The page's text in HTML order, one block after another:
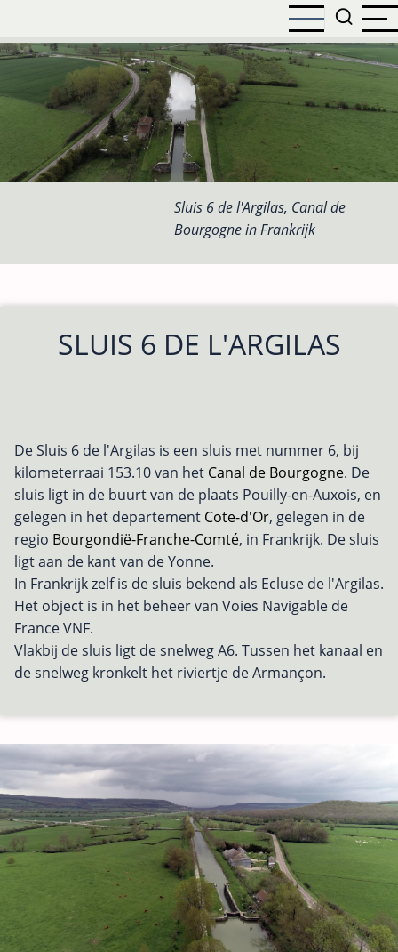
naar
inhoud
Sluis 6 de l'Argilas, Canal de
Bourgogne in Frankrijk
SLUIS 6 DE L'ARGILAS
De Sluis 6 de l'Argilas is een sluis met nummer 6, bij
kilometerraai 153.10 van het Canal de Bourgogne. De
sluis ligt in de buurt van de plaats Pouilly-en-Auxois, en
gelegen in het departement Cote-d'Or, gelegen in de
regio Bourgondië-Franche-Comté, in Frankrijk. De sluis
ligt aan de kant van de Yonne.
In Frankrijk zelf is de sluis bekend als Ecluse de l'Argilas.
Het object is in het beheer van Voies Navigable de
France VNF.
Vlakbij de sluis ligt de snelweg A6. Tussen het kanaal en
de snelweg kronkelt het riviertje de Armançon.